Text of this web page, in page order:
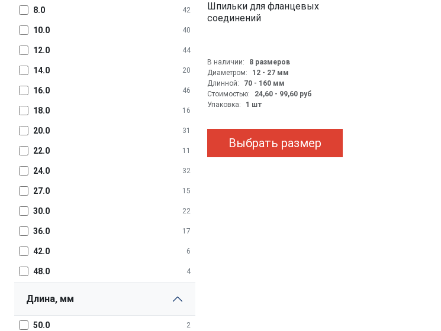
Шпильки для фланцевых
соединений
В наличии:
8 размеров
Диаметром:
12 - 27 мм
Длинной:
70 - 160 мм
Стоимостью:
24,60 - 99,60 руб
Упаковка:
1 шт
Выбрать размер
8.0 42
10.0 40
12.0 44
14.0 20
16.0 46
18.0 16
20.0 31
22.0 11
24.0 32
27.0 15
30.0 22
36.0 17
42.0 6
48.0 4
Длина, мм
50.0 2